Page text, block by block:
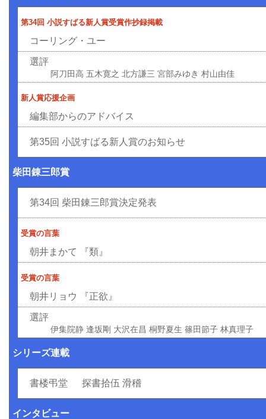
第34回 小説すばる新人賞受賞作抄録掲載
コーリング・ユー
選評
阿刀田高 五木寛之 北方謙三 宮部みゆき 村山由佳
新人賞応援企画
編集部からのアドバイス
第35回 小説すばる新人賞のお知らせ
柴田錬三郎賞
第34回 柴田錬三郎賞決定発表
受賞の言葉
朝井まかて 『類』
受賞の言葉
朝井リョウ 『正欲』
選評
伊集院静 逢坂剛 大沢在昌 桐野夏生 篠田節子 林真理子
シリーズ連載
書楼弔堂 探書拾伍 滑稽
インタビュー